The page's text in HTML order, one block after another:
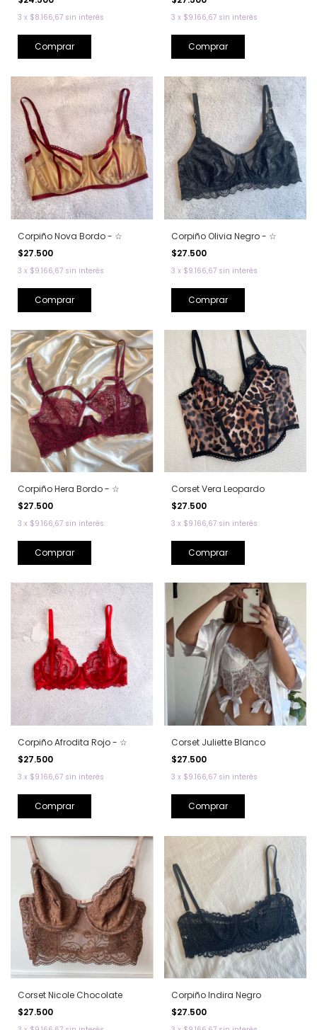
3 x $8.166,67 sin interés
Comprar
3 x $9.166,67 sin interés
Comprar
Corpiño Nova Bordo - ☆
$27.500
3 x $9.166,67 sin interés
Comprar
Corpiño Olivia Negro - ☆
$27.500
3 x $9.166,67 sin interés
Comprar
Corpiño Hera Bordo - ☆
$27.500
3 x $9.166,67 sin interés
Comprar
Corset Vera Leopardo
$27.500
3 x $9.166,67 sin interés
Comprar
Corpiño Afrodita Rojo - ☆
$27.500
3 x $9.166,67 sin interés
Comprar
Corset Juliette Blanco
$27.500
3 x $9.166,67 sin interés
Comprar
Corset Nicole Chocolate
$27.500
Corpiño Indira Negro
$27.500